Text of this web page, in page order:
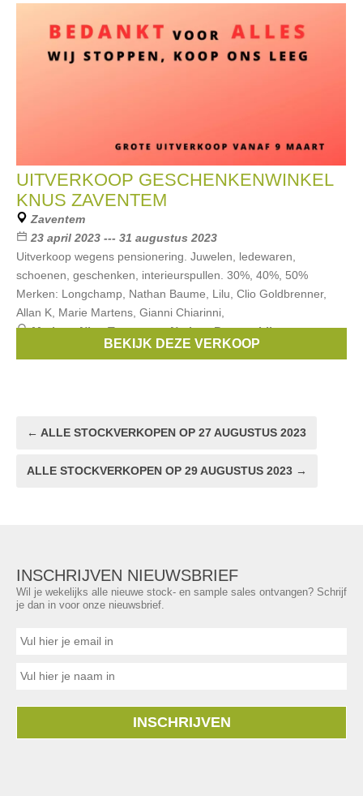
UITVERKOOP GESCHENKENWINKEL
KNUS ZAVENTEM
Zaventem
23 april 2023 --- 31 augustus 2023
Uitverkoop wegens pensionering. Juwelen, ledewaren,
schoenen, geschenken, interieurspullen. 30%, 40%, 50%
Merken: Longchamp, Nathan Baume, Lilu, Clio Goldbrenner,
Allan K, Marie Martens, Gianni Chiarinni,
Merken:Nico Taeymans,Nathan-Baume,Lilu,
WOUTERS & HENDRIX, ...
BEKIJK DEZE VERKOOP
← ALLE STOCKVERKOPEN OP 27 AUGUSTUS 2023
ALLE STOCKVERKOPEN OP 29 AUGUSTUS 2023 →
INSCHRIJVEN NIEUWSBRIEF
Wil je wekelijks alle nieuwe stock- en sample sales ontvangen? Schrijf
je dan in voor onze nieuwsbrief.
INSCHRIJVEN